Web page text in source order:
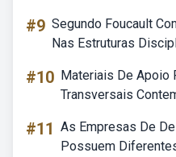
#9 Segundo Foucault
Nas Estruturas
#10 Materiais De Apoio
Transversais
#11 As Empresas De
Possuem